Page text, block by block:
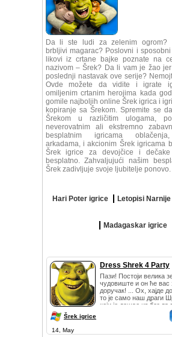
Da li ste ludi za zelenim ogrom?
brbljivi magarac? Poslovni i
likovi iz crtane bajke poznate na
nazivom – Šrek? Da li vam je žao
poslednji nastavak ove serije?
Ovde možete da vidite i igrate
omiljenim crtanim herojima kada
gomile najboljih online Šrek igrica i
kopiranje sa Šrekom. Spremite se
Šrekom u različitim ulogama,
neverovatnim ali ekstremno
besplatnim igricama
arkadama, i akcionim Šrek igricama
Šrek igrice za devojčice i
besplatno. Zahvaljujući našim
Šrek zadivljuje svoje ljubitelje ponovo.
Hari Poter igrice Letopisi Narnije
Madagaskar igrice
Dress Shrek 4 Party
Пази! Постоји велика
чудовиште и он ће вас
доручак! ... Ох, хајде
то је само наш драги
који је дошао из бог да
Šrek igrice
14, May